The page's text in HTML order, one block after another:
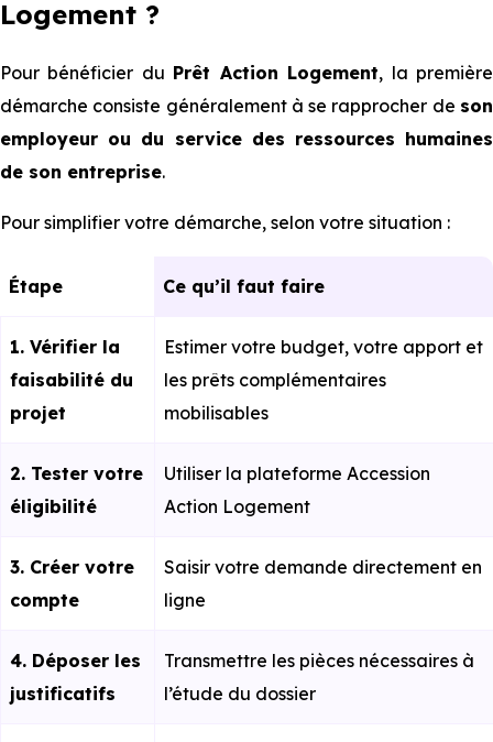
Logement ?
Pour bénéficier du Prêt Action Logement, la première
démarche consiste généralement à se rapprocher de son
employeur ou du service des ressources humaines
de son entreprise.
Pour simplifier votre démarche, selon votre situation :
Étape Ce qu’il faut faire
1. Vérifier la
faisabilité du
projet
Estimer votre budget, votre apport et
les prêts complémentaires
mobilisables
2. Tester votre
éligibilité
Utiliser la plateforme Accession
Action Logement
3. Créer votre
compte
Saisir votre demande directement en
ligne
4. Déposer les
justificatifs
Transmettre les pièces nécessaires à
l’étude du dossier